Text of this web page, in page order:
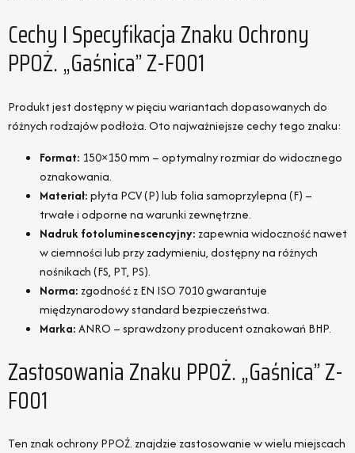
Cechy I Specyfikacja Znaku Ochrony
PPOŻ. „Gaśnica” Z-F001
Produkt jest dostępny w pięciu wariantach dopasowanych do
różnych rodzajów podłoża. Oto najważniejsze cechy tego znaku:
Format: 150×150 mm – optymalny rozmiar do widocznego
oznakowania.
Materiał:płyta PCV (P) lub folia samoprzylepna (F) –
trwałe i odporne na warunki zewnętrzne.
Nadruk fotoluminescencyjny: zapewnia widoczność nawet
w ciemności lub przy zadymieniu, dostępny na różnych
nośnikach (FS, PT, PS).
Norma: zgodność z EN ISO 7010 gwarantuje
międzynarodowy standard bezpieczeństwa.
Marka:ANRO – sprawdzony producent oznakowań BHP.
Zastosowania Znaku PPOŻ. „Gaśnica” Z-
F001
Ten znak ochrony PPOŻ. znajdzie zastosowanie w wielu miejscach